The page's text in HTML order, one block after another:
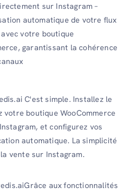
sur Instagram –
automatique de votre flux
votre boutique
garantissant la cohérence
C'est simple. Installez le
votre boutique WooCommerce
et configurez vos
automatique. La simplicité
vente sur Instagram.
aux fonctionnalités